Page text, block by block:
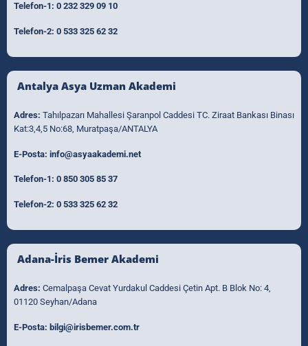
Telefon-1: 0 232 329 09 10
Telefon-2: 0 533 325 62 32
Antalya Asya Uzman Akademi
Adres: Tahılpazarı Mahallesi Şaranpol Caddesi TC. Ziraat Bankası Binası
Kat:3,4,5 No:68, Muratpaşa/ANTALYA
E-Posta: info@asyaakademi.net
Telefon-1: 0 850 305 85 37
Telefon-2: 0 533 325 62 32
Adana-İris Bemer Akademi
Adres: Cemalpaşa Cevat Yurdakul Caddesi Çetin Apt. B Blok No: 4,
01120 Seyhan/Adana
E-Posta: bilgi@irisbemer.com.tr